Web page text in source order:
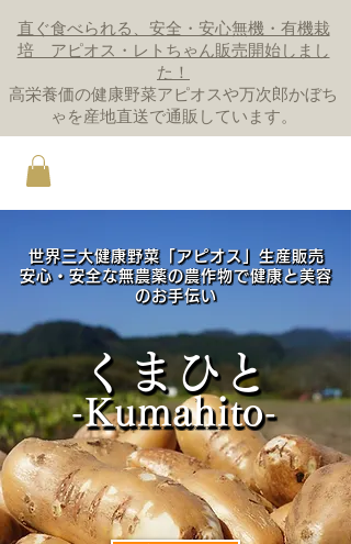
直ぐ食べられる、安全・安心無機・有機栽
培 アピオス・レトちゃん販売開始しまし
た！
高栄養価の健康野菜アピオスや万次郎かぼち
ゃを産地直送で通販しています。
世界三大健康野菜「アピオス」生産販売
安心・安全な無農薬の農作物で健康と美容
のお手伝い
世界三大健康野菜「アピオス」生産販売
安心・安全な無農薬の農作物で健康と美容
のお手伝い
​く まひと
-Kumahito-
​くまひと
-Kumahito-